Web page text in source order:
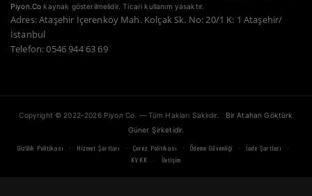
Piyon.Co kaynak gösterilmelidir. Ticari kullanım yasaktır.
Adres: Ataşehir İçerenköy Mah. Kolçak Sk. No: 20/1 K: 1 Ataşehir/
İstanbul
Telefon: 0546 944 63 69
Copyright © 2022–2026 Piyon Co. — Tüm Hakları Saklıdır.
Bir Atahan Göktürk
Güner Şirketidir.
Gizlilik Politikası · Hizmet Şartları · Çerez Politikası · Ödeme Güvenliği · İade Şartları ·
KVKK · İletişim